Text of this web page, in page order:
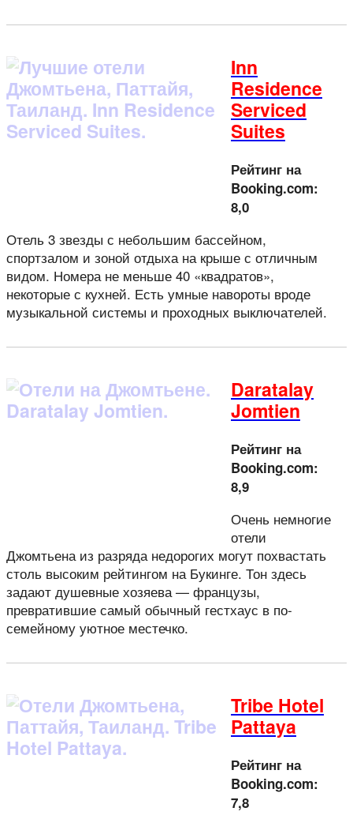
Inn
Residence
Serviced
Suites
Рейтинг на
Booking.com:
8,0
Отель 3 звезды с небольшим бассейном,
спортзалом и зоной отдыха на крыше с отличным
видом. Номера не меньше 40 «квадратов»,
некоторые с кухней. Есть умные навороты вроде
музыкальной системы и проходных выключателей.
Daratalay
Jomtien
Рейтинг на
Booking.com:
8,9
Очень немногие
отели
Джомтьена из разряда недорогих могут похвастать
столь высоким рейтингом на Букинге. Тон здесь
задают душевные хозяева — французы,
превратившие самый обычный гестхаус в по-
семейному уютное местечко.
Tribe Hotel
Pattaya
Рейтинг на
Booking.com:
7,8